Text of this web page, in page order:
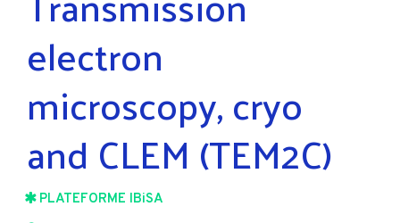
electron
microscopy, cryo
and CLEM (TEM2C)
PLATEFORME IBiSA